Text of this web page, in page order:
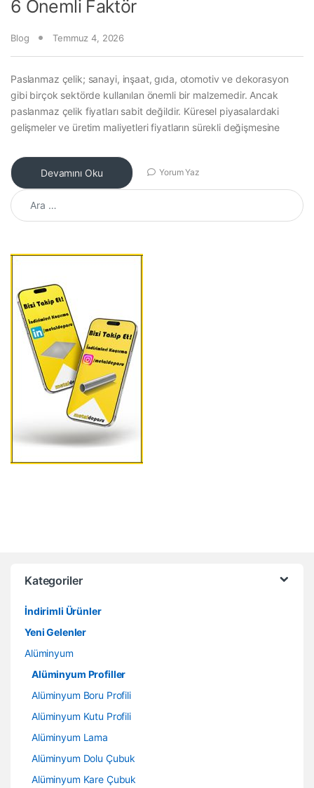
6 Önemli Faktör
Blog Temmuz 4, 2026
Paslanmaz çelik; sanayi, inşaat, gıda, otomotiv ve dekorasyon
gibi birçok sektörde kullanılan önemli bir malzemedir. Ancak
paslanmaz çelik fiyatları sabit değildir. Küresel piyasalardaki
gelişmeler ve üretim maliyetleri fiyatların sürekli değişmesine
Devamını Oku Yorum Yaz
Arama:
Kategoriler
İndirimli Ürünler
Yeni Gelenler
Alüminyum
Alüminyum Profiller
Alüminyum Boru Profili
Alüminyum Kutu Profili
Alüminyum Lama
Alüminyum Dolu Çubuk
Alüminyum Kare Çubuk